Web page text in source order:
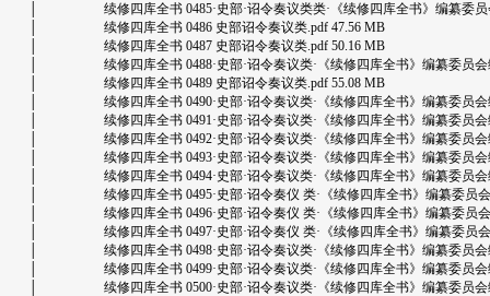
│ 续修四库全书 0485·史部·诏令奏议类类·《续修四库全书》编纂委员会
│ 续修四库全书 0486 史部诏令奏议类.pdf 47.56 MB
│ 续修四库全书 0487 史部诏令奏议类.pdf 50.16 MB
│ 续修四库全书 0488·史部·诏令奏议类·《续修四库全书》编纂委员会编
│ 续修四库全书 0489 史部诏令奏议类.pdf 55.08 MB
│ 续修四库全书 0490·史部·诏令奏议类·《续修四库全书》编纂委员会编
│ 续修四库全书 0491·史部·诏令奏议类·《续修四库全书》编纂委员会编
│ 续修四库全书 0492·史部·诏令奏议类·《续修四库全书》编纂委员会编
│ 续修四库全书 0493·史部·诏令奏议类·《续修四库全书》编纂委员会编
│ 续修四库全书 0494·史部·诏令奏议类·《续修四库全书》编纂委员会编
│ 续修四库全书 0495·史部·诏令奏仪 类·《续修四库全书》编纂委员会
│ 续修四库全书 0496·史部·诏令奏仪 类·《续修四库全书》编纂委员会
│ 续修四库全书 0497·史部·诏令奏仪 类·《续修四库全书》编纂委员会
│ 续修四库全书 0498·史部·诏令奏议类·《续修四库全书》编纂委员会编
│ 续修四库全书 0499·史部·诏令奏议类·《续修四库全书》编纂委员会编
│ 续修四库全书 0500·史部·诏令奏议类·《续修四库全书》编纂委员会编